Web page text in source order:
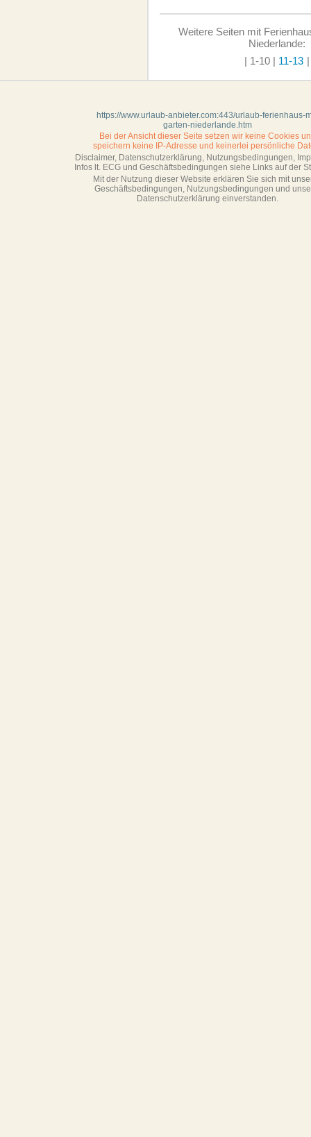
Weitere Seiten mit
Niederlande:
| 1-10 | 11-13 |
https://www.urlaub-anbieter.com:443/urlaub-ferienhaus-
garten-niederlande.htm
Bei der Ansicht dieser Seite setzen wir keine Cookies
speichern keine IP-Adresse und keinerlei persönliche
Disclaimer, Datenschutzerklärung, Nutzungsbedingungen,
Infos lt. ECG und Geschäftsbedingungen siehe Links auf der
Mit der Nutzung dieser Website erklären Sie sich mit
Geschäftsbedin­gungen, Nutzungsbedingungen und
Datenschutzerklärung einverstanden.